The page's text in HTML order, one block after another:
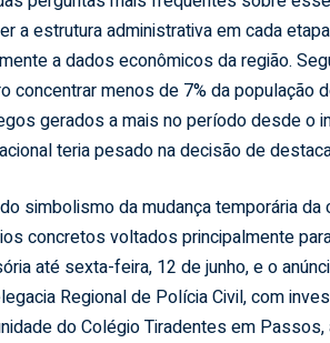
a estrutura administrativa em cada
a dados econômicos da região.
concentrar menos de 7% da
gerados a mais no período desde o
teria pesado na decisão de
simbolismo da mudança temporária
concretos voltados principalmente
até sexta-feira, 12 de junho, e o
Regional de Polícia Civil, com
do Colégio Tiradentes em